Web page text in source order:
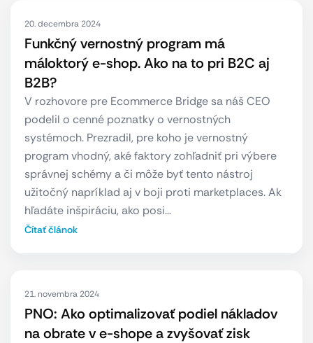
20. decembra 2024
Funkčný vernostný program má
máloktorý e-shop. Ako na to pri B2C aj
B2B?
V rozhovore pre Ecommerce Bridge sa náš CEO
podelil o cenné poznatky o vernostných
systémoch. Prezradil, pre koho je vernostný
program vhodný, aké faktory zohľadniť pri výbere
správnej schémy a či môže byť tento nástroj
užitočný napríklad aj v boji proti marketplaces. Ak
hľadáte inšpiráciu, ako posi…
Čítať článok
21. novembra 2024
PNO: Ako optimalizovať podiel nákladov
na obrate v e-shope a zvyšovať zisk